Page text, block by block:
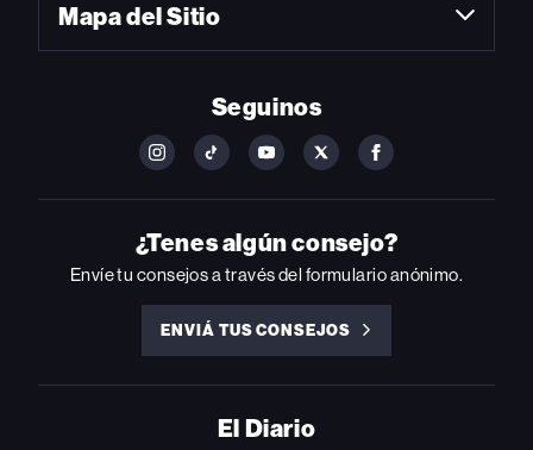
Mapa del Sitio
Seguinos
FOLLOW
ON
INSTAGRAM
FOLLOW
ON
YOUTUBE
FOLLOW
ON
YOUTUBE
FOLLOW
ON
FOLLOW
ON
FACEBOOK
¿Tenes algún consejo?
Envíe tu consejos a través del formulario anónimo.
ENVIÁ TUS CONSEJOS
ENVIÁ
TUS
CONSEJOS
El Diario